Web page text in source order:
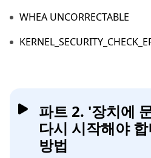
WHEA UNCORRECTABLE
파트 2. '장치에
다시 시작해야
방법